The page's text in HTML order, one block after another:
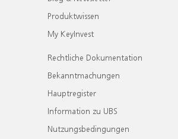
Produktwissen
My KeyInvest
Rechtliche Dokumentation
Bekanntmachungen
Hauptregister
Information zu UBS
Nutzungsbedingungen